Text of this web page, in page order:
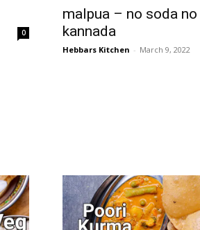
0
malpua – no soda
kannada
Hebbars Kitchen - March 9, 2022